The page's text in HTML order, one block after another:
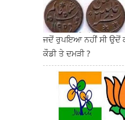
ਜਦੋਂ ਰੁਪਇਆ ਨਹੀਂ ਸੀ ਉਦੋਂ
ਕੌਡੀ ਤੇ ਦਮੜੀ ?